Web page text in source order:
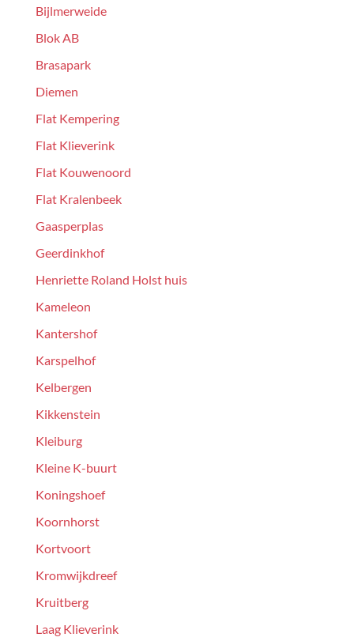
Bijlmerweide
Blok AB
Brasapark
Diemen
Flat Kempering
Flat Klieverink
Flat Kouwenoord
Flat Kralenbeek
Gaasperplas
Geerdinkhof
Henriette Roland Holst huis
Kameleon
Kantershof
Karspelhof
Kelbergen
Kikkenstein
Kleiburg
Kleine K-buurt
Koningshoef
Koornhorst
Kortvoort
Kromwijkdreef
Kruitberg
Laag Klieverink